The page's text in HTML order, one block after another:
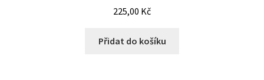
225,00 Kč
Přidat do košíku